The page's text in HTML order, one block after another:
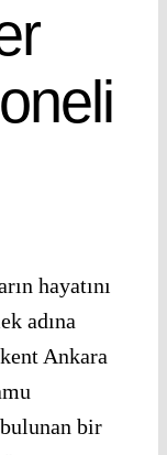
hayatını
adına
Ankara
bir